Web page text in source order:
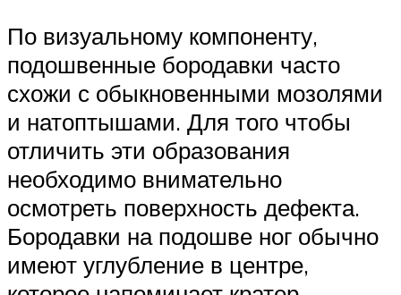
По визуальному компоненту,
подошвенные бородавки часто
схожи с обыкновенными мозолями
и натоптышами. Для того чтобы
отличить эти образования
необходимо внимательно
осмотреть поверхность дефекта.
Бородавки на подошве ног обычно
имеют углубление в центре,